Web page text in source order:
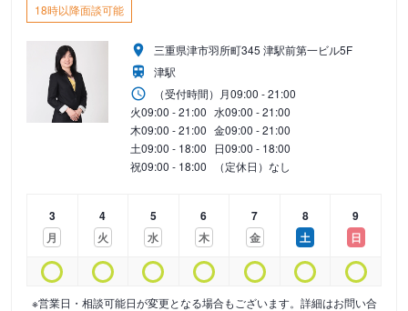
18時以降面談可能
三重県津市羽所町345 津駅前第一ビル5F
津駅
（受付時間） 月09:00 - 21:00
火09:00 - 21:00 水09:00 - 21:00
木09:00 - 21:00 金09:00 - 21:00
土09:00 - 18:00 日09:00 - 18:00
祝09:00 - 18:00 （定休日）なし
3
月
4
火
5
水
6
木
7
金
8
土
9
日
※営業日・相談可能日が変更となる場合もございます。詳細はお問い合